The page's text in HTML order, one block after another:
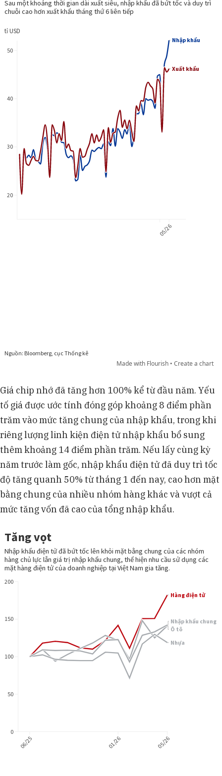
Giá chip nhớ đã tăng hơn 100% kể từ đầu năm. Yếu
tố giá được ước tính đóng góp khoảng 8 điểm phần
trăm vào mức tăng chung của nhập khẩu, trong khi
riêng lượng linh kiện điện tử nhập khẩu bổ sung
thêm khoảng 14 điểm phần trăm. Nếu lấy cùng kỳ
năm trước làm gốc, nhập khẩu điện tử đã duy trì tốc
độ tăng quanh 50% từ tháng 1 đến nay, cao hơn mặt
bằng chung của nhiều nhóm hàng khác và vượt cả
mức tăng vốn đã cao của tổng nhập khẩu.